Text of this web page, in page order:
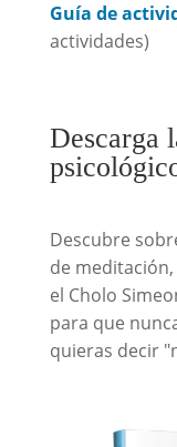
Guía de
actividades)
Descarga
Descubre
de
el Cholo
para que
quieras decir